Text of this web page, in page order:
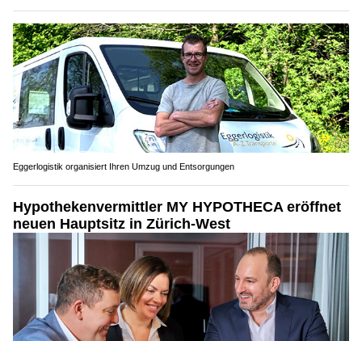
Eggerlogistik organisiert Ihren Umzug und Entsorgungen
Hypothekenvermittler MY HYPOTHECA eröffnet
neuen Hauptsitz in Zürich-West